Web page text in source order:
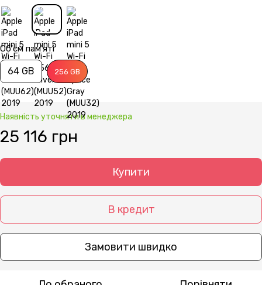
Об'єм пам'яті
64 GB 256 GB
Наявність уточняти в менеджера
25 116 грн
Купити
В кредит
Замовити швидко